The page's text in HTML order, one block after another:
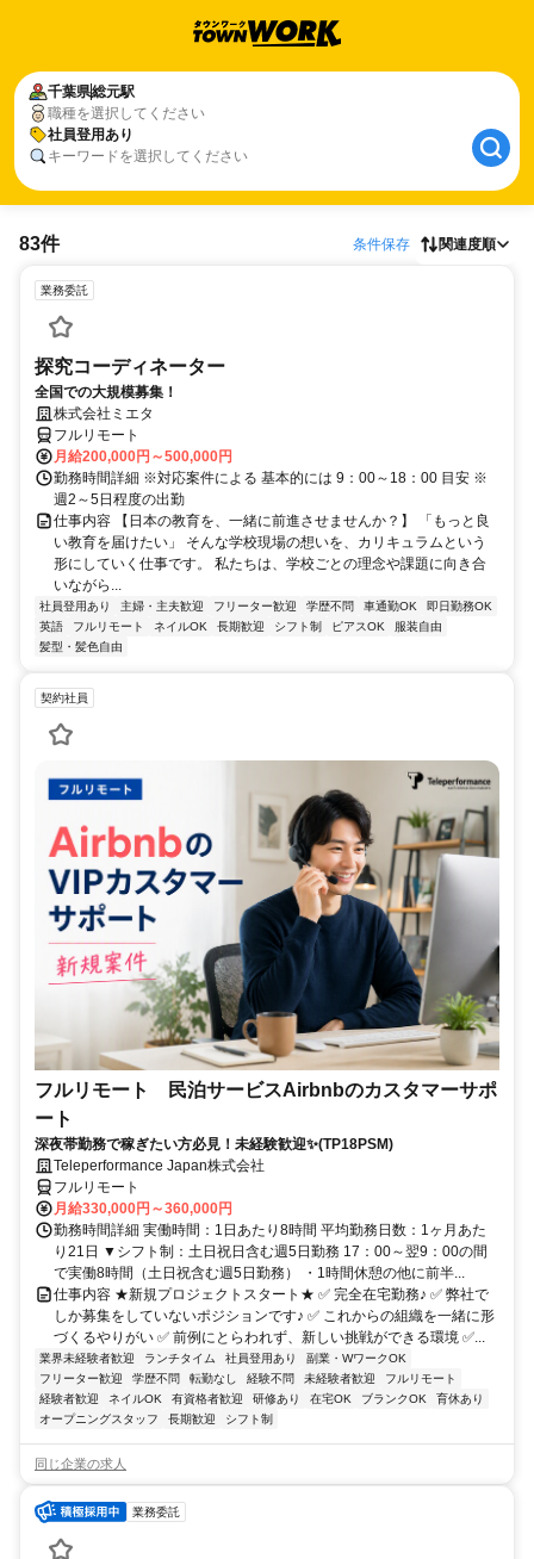
千葉県総元駅
職種を選択してください
社員登用あり
キーワードを選択してください
83件 条件保存 関連度順
業務委託
探究コーディネーター
全国での大規模募集！
株式会社ミエタ
フルリモート
月給200,000円～500,000円
勤務時間詳細 ※対応案件による 基本的には 9：00～18：00 目安 ※
週2～5日程度の出勤
仕事内容 【日本の教育を、一緒に前進させませんか？】 「もっと良
い教育を届けたい」 そんな学校現場の想いを、カリキュラムという
形にしていく仕事です。 私たちは、学校ごとの理念や課題に向き合
いながら...
社員登用あり 主婦・主夫歓迎 フリーター歓迎 学歴不問 車通勤OK
即日勤務OK
英語
フルリモート ネイルOK 長期歓迎 シフト制 ピアスOK
服装自由
髪型・髪色自由
契約社員
フルリモート 民泊サービスAirbnbのカスタマーサポ
ート
深夜帯勤務で稼ぎたい方必見！未経験歓迎✨(TP18PSM)
Teleperformance Japan株式会社
フルリモート
月給330,000円～360,000円
勤務時間詳細 実働時間：1日あたり8時間 平均勤務日数：1ヶ月あた
り21日 ▼シフト制：土日祝日含む週5日勤務 17：00～翌9：00の間
で実働8時間（土日祝含む週5日勤務） ・1時間休憩の他に前半...
仕事内容 ★新規プロジェクトスタート★ ✅ 完全在宅勤務♪ ✅ 弊社で
しか募集をしていないポジションです♪ ✅ これからの組織を一緒に形
づくるやりがい ✅ 前例にとらわれず、新しい挑戦ができる環境 ✅...
業界未経験者歓迎 ランチタイム 社員登用あり
副業・WワークOK
フリーター歓迎
学歴不問 転勤なし 経験不問 未経験者歓迎
フルリモート
経験者歓迎
ネイルOK 有資格者歓迎 研修あり 在宅OK ブランクOK
育休あり
オープニングスタッフ
長期歓迎 シフト制
同じ企業の求人
業務委託